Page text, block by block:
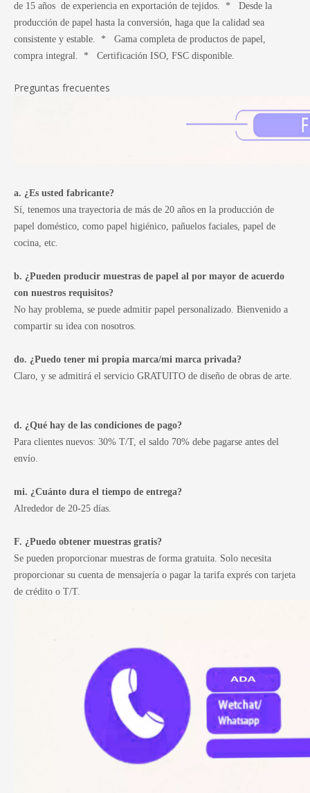
de 15 años de experiencia en exportación de tejidos. * Desde la
producción de papel hasta la conversión, haga que la calidad sea
consistente y estable. * Gama completa de productos de papel,
compra integral. * Certificación ISO, FSC disponible.
Preguntas frecuentes
a. ¿Es usted fabricante?
Sí, tenemos una trayectoria de más de 20 años en la producción de
papel doméstico, como papel higiénico, pañuelos faciales, papel de
cocina, etc.
b. ¿Pueden producir muestras de papel al por mayor de acuerdo
con nuestros requisitos?
No hay problema, se puede admitir papel personalizado. Bienvenido a
compartir su idea con nosotros.
do. ¿Puedo tener mi propia marca/mi marca privada?
Claro, y se admitirá el servicio GRATUITO de diseño de obras de arte.
d. ¿Qué hay de las condiciones de pago?
Para clientes nuevos: 30% T/T, el saldo 70% debe pagarse antes del
envío.
mi. ¿Cuánto dura el tiempo de entrega?
Alrededor de 20-25 días.
F. ¿Puedo obtener muestras gratis?
Se pueden proporcionar muestras de forma gratuita. Solo necesita
proporcionar su cuenta de mensajería o pagar la tarifa exprés con tarjeta
de crédito o T/T.